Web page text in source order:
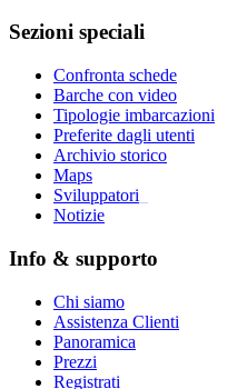
Sezioni speciali
Confronta schede
Barche con video
Tipologie imbarcazioni
Preferite dagli utenti
Archivio storico
Maps
Sviluppatori
Notizie
Info & supporto
Chi siamo
Assistenza Clienti
Panoramica
Prezzi
Registrati